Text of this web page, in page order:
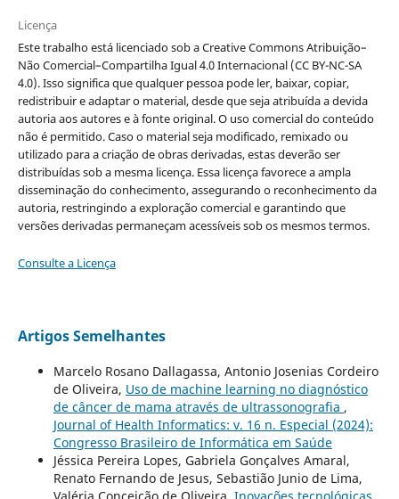
Licença
Este trabalho está licenciado sob a Creative Commons Atribuição–
Não Comercial–Compartilha Igual 4.0 Internacional (CC BY-NC-SA
4.0). Isso significa que qualquer pessoa pode ler, baixar, copiar,
redistribuir e adaptar o material, desde que seja atribuída a devida
autoria aos autores e à fonte original. O uso comercial do conteúdo
não é permitido. Caso o material seja modificado, remixado ou
utilizado para a criação de obras derivadas, estas deverão ser
distribuídas sob a mesma licença. Essa licença favorece a ampla
disseminação do conhecimento, assegurando o reconhecimento da
autoria, restringindo a exploração comercial e garantindo que
versões derivadas permaneçam acessíveis sob os mesmos termos.
Consulte a Licença
Artigos Semelhantes
Marcelo Rosano Dallagassa, Antonio Josenias Cordeiro
de Oliveira, Uso de machine learning no diagnóstico
de câncer de mama através de ultrassonografia ,
Journal of Health Informatics: v. 16 n. Especial (2024):
Congresso Brasileiro de Informática em Saúde
Jéssica Pereira Lopes, Gabriela Gonçalves Amaral,
Renato Fernando de Jesus, Sebastião Junio de Lima,